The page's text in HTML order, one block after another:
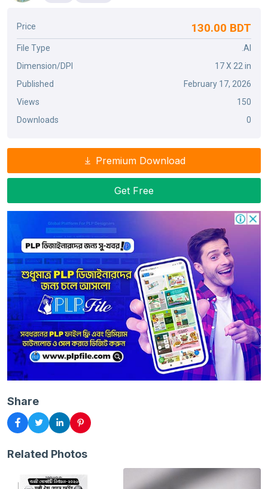
Price 130.00 BDT
File Type
.AI
Dimension/DPI
17 X 22 in
Published
February 17, 2026
Views
150
Downloads
0
Premium Download
Get Free
Share
Related Photos